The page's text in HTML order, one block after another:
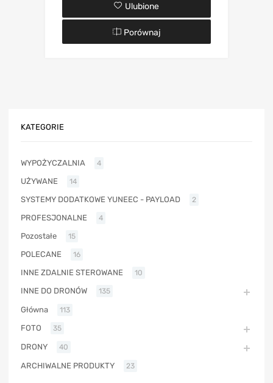
Ulubione
Porównaj
KATEGORIE
WYPOŻYCZALNIA 4
UŻYWANE 14
SYSTEMY DODATKOWE YUNEEC - PAYLOAD 2
PROFESJONALNE 4
Pozostałe 15
POLECANE 16
INNE ZDALNIE STEROWANE 10
INNE DO DRONÓW 135
Główna 113
FOTO 35
DRONY 40
ARCHIWALNE PRODUKTY 23